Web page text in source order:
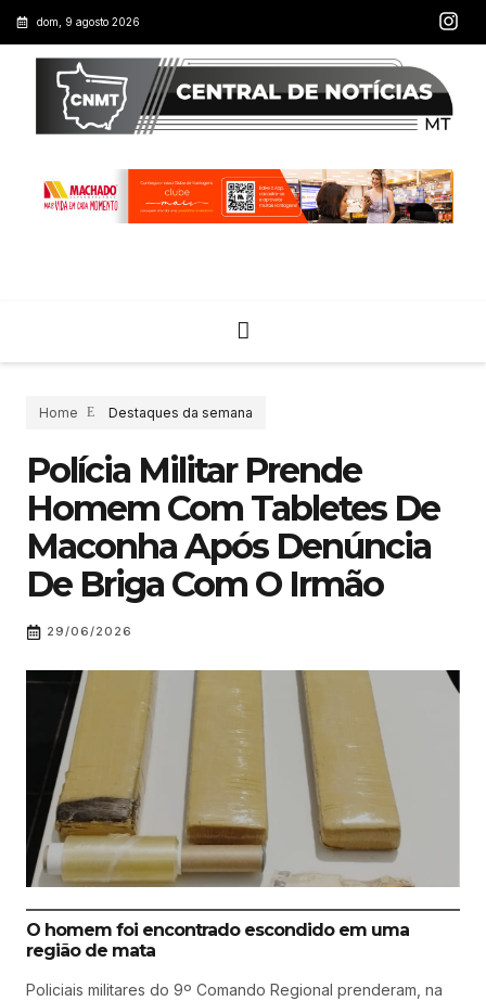
dom, 9 agosto 2026
Home Destaques da semana
Polícia Militar Prende
Homem Com Tabletes De
Maconha Após Denúncia
De Briga Com O Irmão
29/06/2026
O homem foi encontrado escondido em uma
região de mata
Policiais militares do 9º Comando Regional prenderam, na